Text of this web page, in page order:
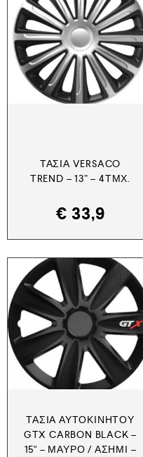
ΤΆΣΙΑ VERSACO
TREND – 13” – 4ΤΜΧ.
€ 33,9
ΤΆΣΙΑ ΑΥΤΟΚΙΝΉΤΟΥ
GTX CARBON BLACK –
15" – ΜΑΎΡΟ / ΑΣΗΜΊ –